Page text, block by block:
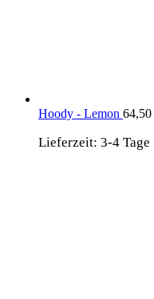
Hoody - Lemon 64,50
Lieferzeit: 3-4 Tage